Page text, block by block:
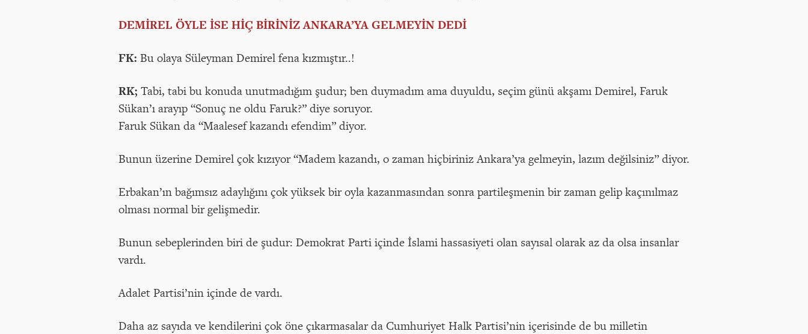
DEMİREL ÖYLE İSE HİÇ BİRİNİZ ANKARA’YA GELMEYİN DEDİ
FK: Bu olaya Süleyman Demirel fena kızmıştır..!
RK;Tabi, tabi bu konuda unutmadığım şudur; ben duymadım ama duyuldu, seçim günü akşamı Demirel, Faruk
Sükan’ı arayıp “Sonuç ne oldu Faruk?” diye soruyor.
Faruk Sükan da “Maalesef kazandı efendim” diyor.
Bunun üzerine Demirel çok kızıyor “Madem kazandı, o zaman hiçbiriniz Ankara’ya gelmeyin, lazım değilsiniz” diyor.
Erbakan’ın bağımsız adaylığını çok yüksek bir oyla kazanmasından sonra partileşmenin bir zaman gelip kaçınılmaz
olması normal bir gelişmedir.
Bunun sebeplerinden biri de şudur: Demokrat Parti içinde İslami hassasiyeti olan sayısal olarak az da olsa insanlar
vardı.
Adalet Partisi’nin içinde de vardı.
Daha az sayıda ve kendilerini çok öne çıkarmasalar da Cumhuriyet Halk Partisi’nin içerisinde de bu milletin